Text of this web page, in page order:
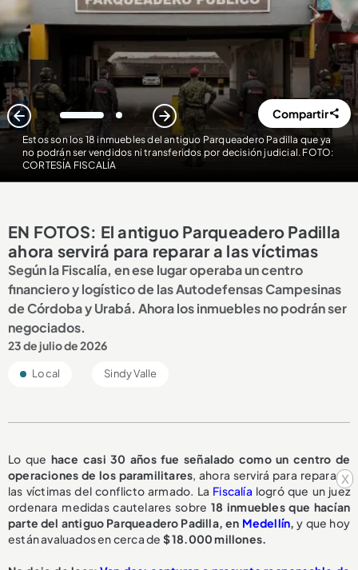
x
Estos son los 18 inmuebles del antiguo Parqueadero Padilla que ya
no podrán ser vendidos ni transferidos por decisión judicial. FOTO:
CORTESÍA FISCALÍA
1 2 Compartir
EN FOTOS: El antiguo Parqueadero Padilla
ahora servirá para reparar a las víctimas
Según la Fiscalía, en ese lugar operaba un centro
financiero y logístico de las Autodefensas Campesinas
de Córdoba y Urabá. Ahora los inmuebles no podrán ser
negociados.
23 de julio de 2026
Local Sindy Valle
Lo que hace casi 30 años fue señalado como un centro de
operaciones de los paramilitares, ahora servirá para reparar a
las víctimas del conflicto armado. La Fiscalía logró que un juez
ordenara medidas cautelares sobre 18 inmueblesque hacían
parte del antiguo Parqueadero Padilla, en Medellín, y que hoy
están avaluados en cerca de $ 18.000 millones.